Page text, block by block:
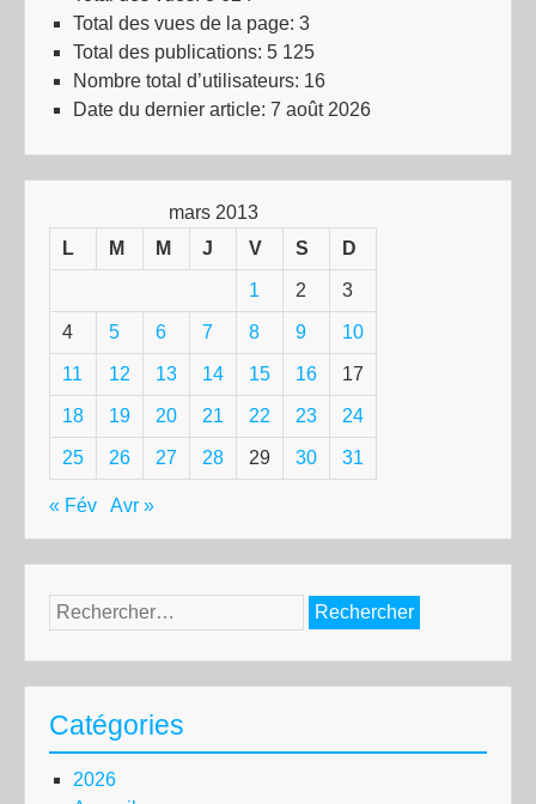
Total des vues de la page: 3
Total des publications: 5 125
Nombre total d’utilisateurs: 16
Date du dernier article: 7 août 2026
mars 2013
L
M M J V S D
1 2 3
4 5 6 7 8 9 10
11 12 13 14 15 16 17
18 19 20 21 22 23 24
25 26 27 28 29 30 31
« Fév Avr »
Rechercher :
Catégories
2026